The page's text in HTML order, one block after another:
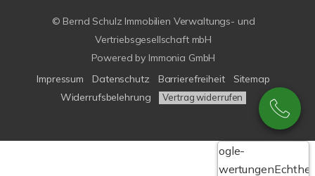
© Bernd Schulz Immobilien Verwaltungs- und
Vertriebsgesellschaft mbH
Powered by Immonia GmbH
Impressum
Datenschutz Barrierefreiheit
Sitemap
Widerrufsbelehrung
Vertrag widerrufen
Google-
Bewertungen